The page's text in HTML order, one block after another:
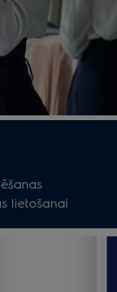
lietošanai